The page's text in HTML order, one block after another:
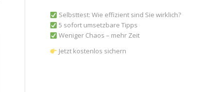
Selbsttest: Wie effizient sind Sie wirklich?
5 sofort umsetzbare Tipps
Weniger Chaos – mehr Zeit
Jetzt kostenlos sichern